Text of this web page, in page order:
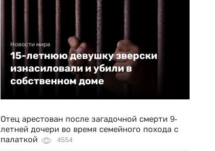
Новости мира
15-летнюю девушку зверски
изнасиловали и убили в
собственном доме
Отец арестован после загадочной смерти 9-
летней дочери во время семейного похода с
палаткой
4554